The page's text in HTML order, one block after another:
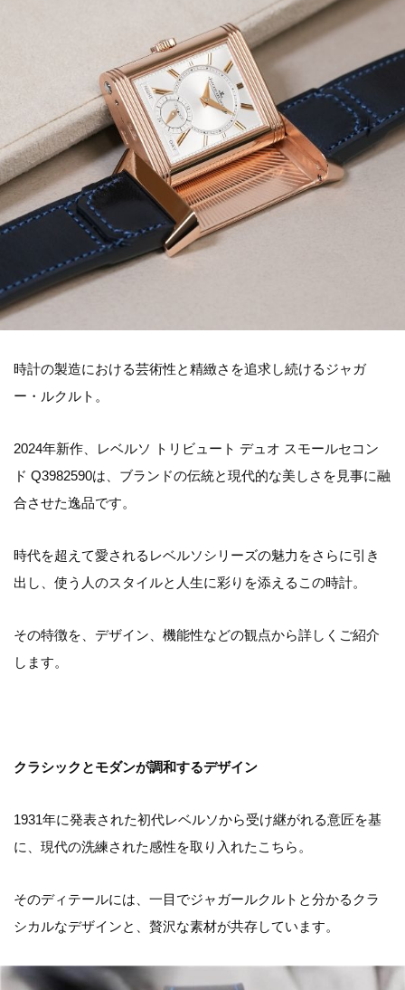
時計の製造における芸術性と精緻さを追求し続けるジャガ
ー・ルクルト。
2024年新作、レベルソ トリビュート デュオ スモールセコン
ド Q3982590は、ブランドの伝統と現代的な美しさを見事に融
合させた逸品です。
時代を超えて愛されるレベルソシリーズの魅力をさらに引き
出し、使う人のスタイルと人生に彩りを添えるこの時計。
その特徴を、デザイン、機能性などの観点から詳しくご紹介
します。
クラシックとモダンが調和するデザイン
1931年に発表された初代レベルソから受け継がれる意匠を基
に、現代の洗練された感性を取り入れたこちら。
そのディテールには、一目でジャガールクルトと分かるクラ
シカルなデザインと、贅沢な素材が共存しています。